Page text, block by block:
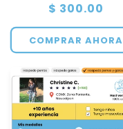
Precio
habitual
$ 300.00
COMPRAR AHORA